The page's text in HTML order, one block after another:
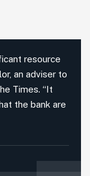
resource
an adviser to
Times. “It
the bank are